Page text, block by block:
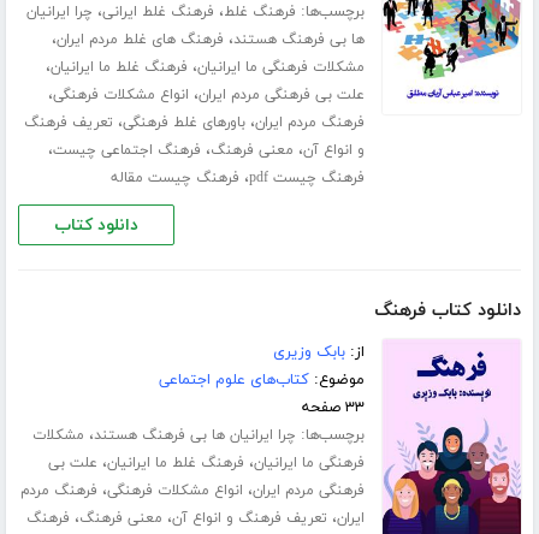
برچسب‌ها: فرهنگ غلط، فرهنگ غلط ایرانی، چرا ایرانیان
ها بی فرهنگ هستند، فرهنگ های غلط مردم ایران،
مشکلات فرهنگی ما ایرانیان، فرهنگ غلط ما ایرانیان،
علت بی فرهنگی مردم ایران، انواع مشکلات فرهنگی،
فرهنگ مردم ایران،باورهای غلط فرهنگی، تعریف فرهنگ
و انواع آن، معنی فرهنگ، فرهنگ اجتماعی چیست،
فرهنگ چیست pdf ، فرهنگ چیست مقاله
دانلود کتاب
دانلود کتاب فرهنگ
از:بابک وزیری
موضوع:کتاب‌های علوم اجتماعی
۳۳ صفحه
برچسب‌ها: چرا ایرانیان ها بی فرهنگ هستند، مشکلات
فرهنگی ما ایرانیان، فرهنگ غلط ما ایرانیان، علت بی
فرهنگی مردم ایران، انواع مشکلات فرهنگی، فرهنگ مردم
ایران، تعریف فرهنگ و انواع آن، معنی فرهنگ، فرهنگ